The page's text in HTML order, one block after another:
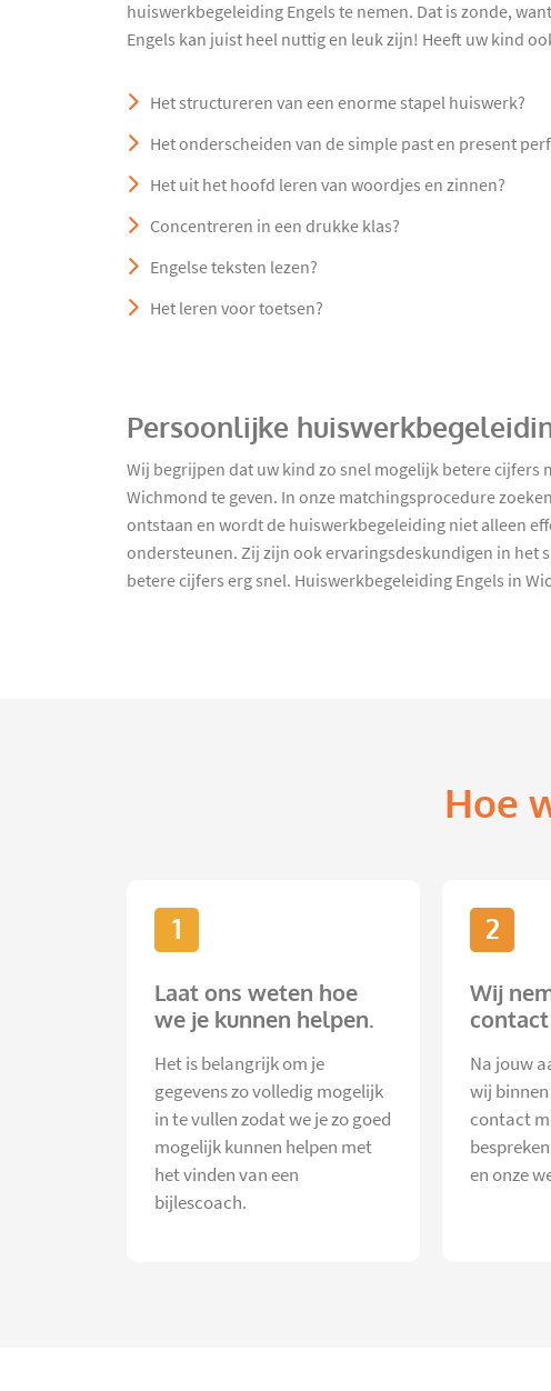
huiswerkbegeleiding Engels te nemen. Dat is zonde,
Engels kan juist heel nuttig en leuk zijn! Heeft uw kind
Het structureren van een enorme stapel huiswerk?
Het onderscheiden van de simple past en present
Het uit het hoofd leren van woordjes en zinnen?
Concentreren in een drukke klas?
Engelse teksten lezen?
Het leren voor toetsen?
Persoonlijke
Wij begrijpen dat uw kind zo snel mogelijk betere cijfers
Wichmond te geven. In onze matchingsprocedure
ontstaan en wordt de huiswerkbegeleiding niet alleen
ondersteunen. Zij zijn ook ervaringsdeskundigen in het
betere cijfers erg snel. Huiswerkbegeleiding Engels in
Hoe
1
Laat ons weten hoe
we je kunnen helpen.
Het is belangrijk om je
gegevens zo volledig mogelijk
in te vullen zodat we je zo goed
mogelijk kunnen helpen met
het vinden van een
bijlescoach.
2
Wij
Na jouw
wij
contact
en onze